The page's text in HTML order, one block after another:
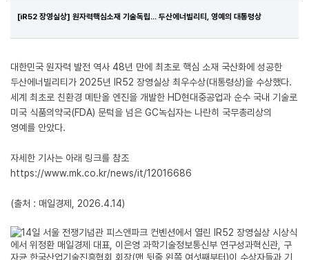
[iR52 장영실상] 원자력핵심소재 기술독립... 두산에너빌리티, 영예의 대통령상
대한민국 원자력 발전 역사 48년 만에 최초로 핵심 소재 국산화에 성공한
두산에너빌리티가 2025년 IR52 장영실상 최우수상(대통령상)을 수상했다.
세계 최초로 친환경 메탄올 엔진을 개발한 HD현대중공업과 순수 국내 기술로
미국 식품의약국(FDA) 문턱을 넘은 GC녹십자는 나란히 국무총리상의
영예를 안았다.
자세한 기사는 아래 링크를 참조
https://www.mk.co.kr/news/it/12016686
(출처 : 매일경제, 2026.4.14)